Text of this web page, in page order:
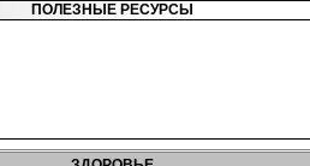
ПОЛЕЗНЫЕ РЕСУРСЫ